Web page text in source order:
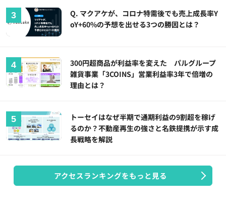
Q. マクアケが、コロナ特需後でも売上成長率Y
oY+60%の予想を出せる3つの勝因とは？
300円超商品が利益率を変えた パルグループ
雑貨事業「3COINS」営業利益率3年で倍増の
理由とは？
トーセイはなぜ半期で通期利益の9割超を稼げ
るのか？不動産再生の強さと名鉄提携が示す成
長戦略を解説
アクセスランキングをもっと見る